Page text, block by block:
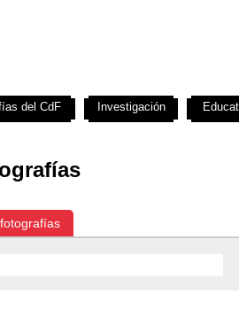
del CdF Investigación